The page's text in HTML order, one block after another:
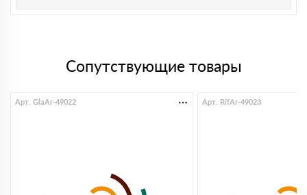
Сопутствующие товары
Арт. GlaAr-49022 Арт. RifAr-49023